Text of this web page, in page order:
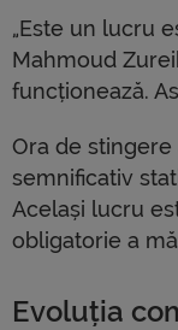
„Este un lucru
Mahmoud
funcționează.
Ora de
semnificativ
Același lucru
obligatorie a
Evoluția